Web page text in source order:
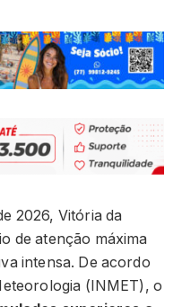
2026, Vitória da
de atenção máxima
intensa. De acordo
(INMET), o